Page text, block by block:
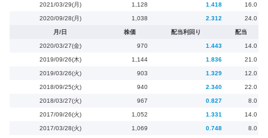
2021/03/29(月) 1,128 1.418 16.0
2020/09/28(月) 1,038 2.312 24.0
月/日 株価 配当利回り 配当
2020/03/27(金) 970 1.443 14.0
2019/09/26(木) 1,144 1.836 21.0
2019/03/26(火) 903 1.329 12.0
2018/09/25(火) 940 2.340 22.0
2018/03/27(火) 967 0.827 8.0
2017/09/26(火) 1,052 1.331 14.0
2017/03/28(火) 1,069 0.748 8.0